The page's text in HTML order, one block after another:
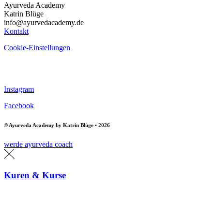
Ayurveda Academy
Katrin Blüge
info@ayurvedacademy.de
Kontakt
Cookie-Einstellungen
Instagram
Facebook
© Ayurveda Academy by Katrin Blüge • 2026
werde ayurveda coach
Kuren & Kurse